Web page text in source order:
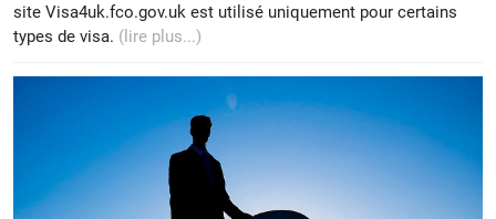
site Visa4uk.fco.gov.uk est utilisé uniquement pour certains
types de visa. (lire plus...)